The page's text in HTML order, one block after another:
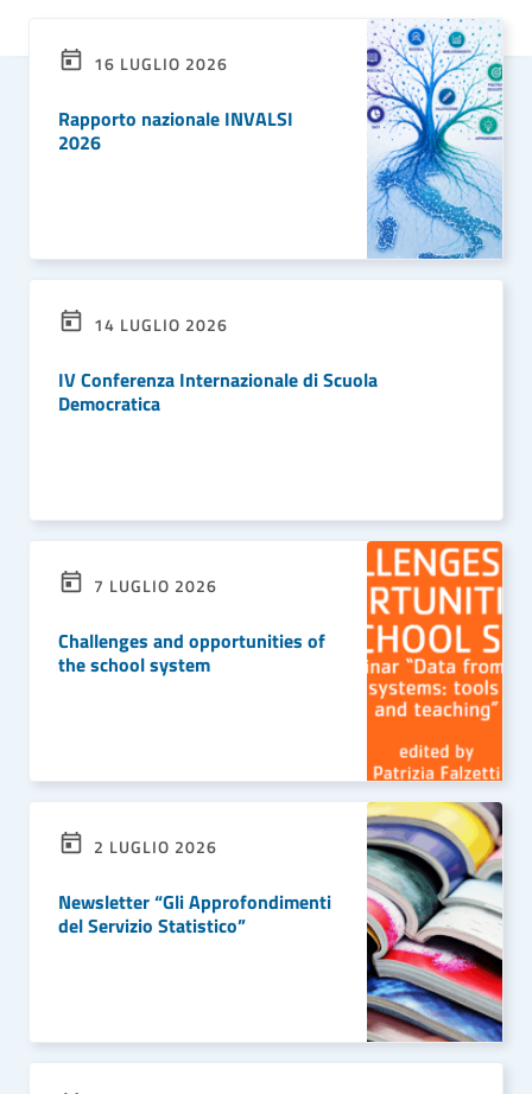
16 LUGLIO 2026
Rapporto nazionale INVALSI
2026
14 LUGLIO 2026
IV Conferenza Internazionale di Scuola
Democratica
7 LUGLIO 2026
Challenges and opportunities of
the school system
2 LUGLIO 2026
Newsletter “Gli Approfondimenti
del Servizio Statistico”